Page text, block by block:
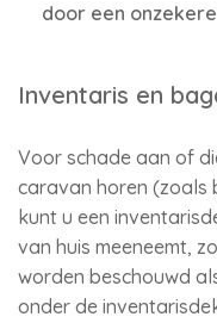
door een
Inventaris en
Voor schade aan of
caravan horen (zoals
kunt u een
van huis meeneemt,
worden beschouwd
onder de